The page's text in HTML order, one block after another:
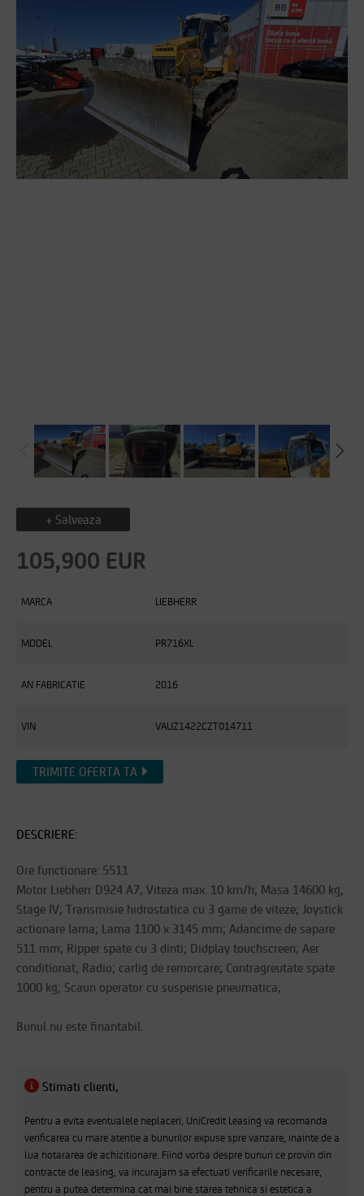
+ Salveaza
105,900 EUR
MARCA LIEBHERR
MODEL PR716XL
AN FABRICATIE 2016
VIN VAUZ1422CZT014711
TRIMITE OFERTA TA
DESCRIERE:
Ore functionare: 5511
Motor Liebherr D924 A7, Viteza max. 10 km/h; Masa 14600 kg;
Stage IV; Transmisie hidrostatica cu 3 game de viteze; Joystick
actionare lama; Lama 1100 x 3145 mm; Adancime de sapare
511 mm; Ripper spate cu 3 dinti; Didplay touchscreen; Aer
conditionat; Radio; carlig de remorcare; Contragreutate spate
1000 kg; Scaun operator cu suspensie pneumatica;
Bunul nu este finantabil.
Stimati clienti,
Pentru a evita eventualele neplaceri, UniCredit Leasing va recomanda
verificarea cu mare atentie a bunurilor expuse spre vanzare, inainte de a
lua hotararea de achizitionare. Fiind vorba despre bunuri ce provin din
contracte de leasing, va incurajam sa efectuati verificarile necesare,
pentru a putea determina cat mai bine starea tehnica si estetica a